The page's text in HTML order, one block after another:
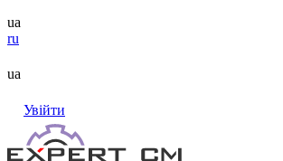
ua
ru
ua
Увійти